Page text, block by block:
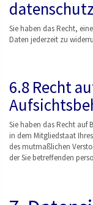
Sie haben das Recht,
Daten jederzeit zu
6.8 Recht
Sie haben das Recht auf
in dem Mitgliedstaat
des mutmaßlichen
der Sie betreffenden